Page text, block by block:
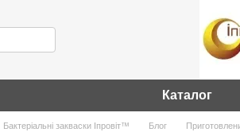
Каталог
Бактеріальні закваски Іпровіт™ Блог